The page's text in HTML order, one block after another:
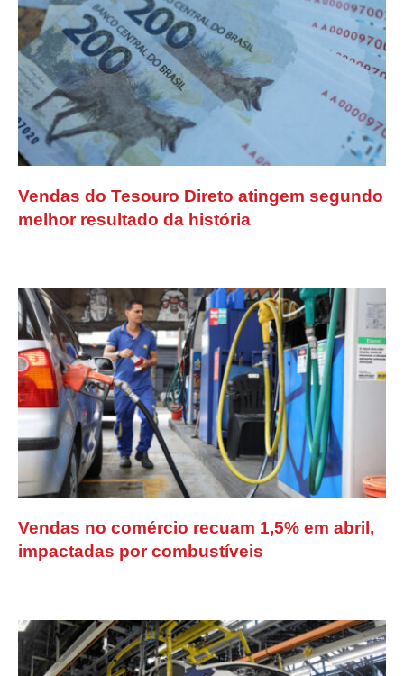
Vendas do Tesouro Direto atingem segundo
melhor resultado da história
Vendas no comércio recuam 1,5% em abril,
impactadas por combustíveis